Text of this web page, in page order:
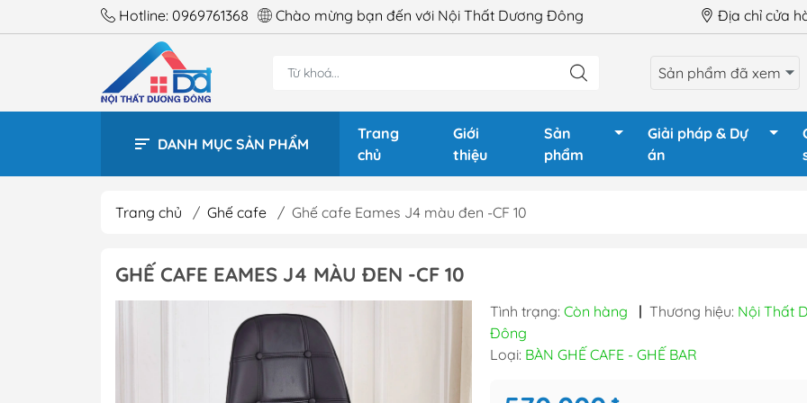
Hotline: 0969761368 Chào mừng bạn đến với Nội Thất Dương Đông Địa chỉ cửa
Sản phẩm đã xem
DANH MỤC SẢN PHẨM
Trang
chủ
Giới
thiệu
Sản
phẩm
BÀN GIÁM ĐỐC
Ghế chân quỳ
Ghế gấp - Ghế training
Tủ
Tủ tài liệu
Giải pháp & Dự
án
Trang chủ / Ghế cafe / Ghế cafe Eames J4 màu đen -CF 10
GHẾ CAFE EAMES J4 MÀU ĐEN -CF 10
Tình trạng: Còn hàng | Thương hiệu: Nội Thất
Đông
Loại: BÀN GHẾ CAFE - GHẾ BAR